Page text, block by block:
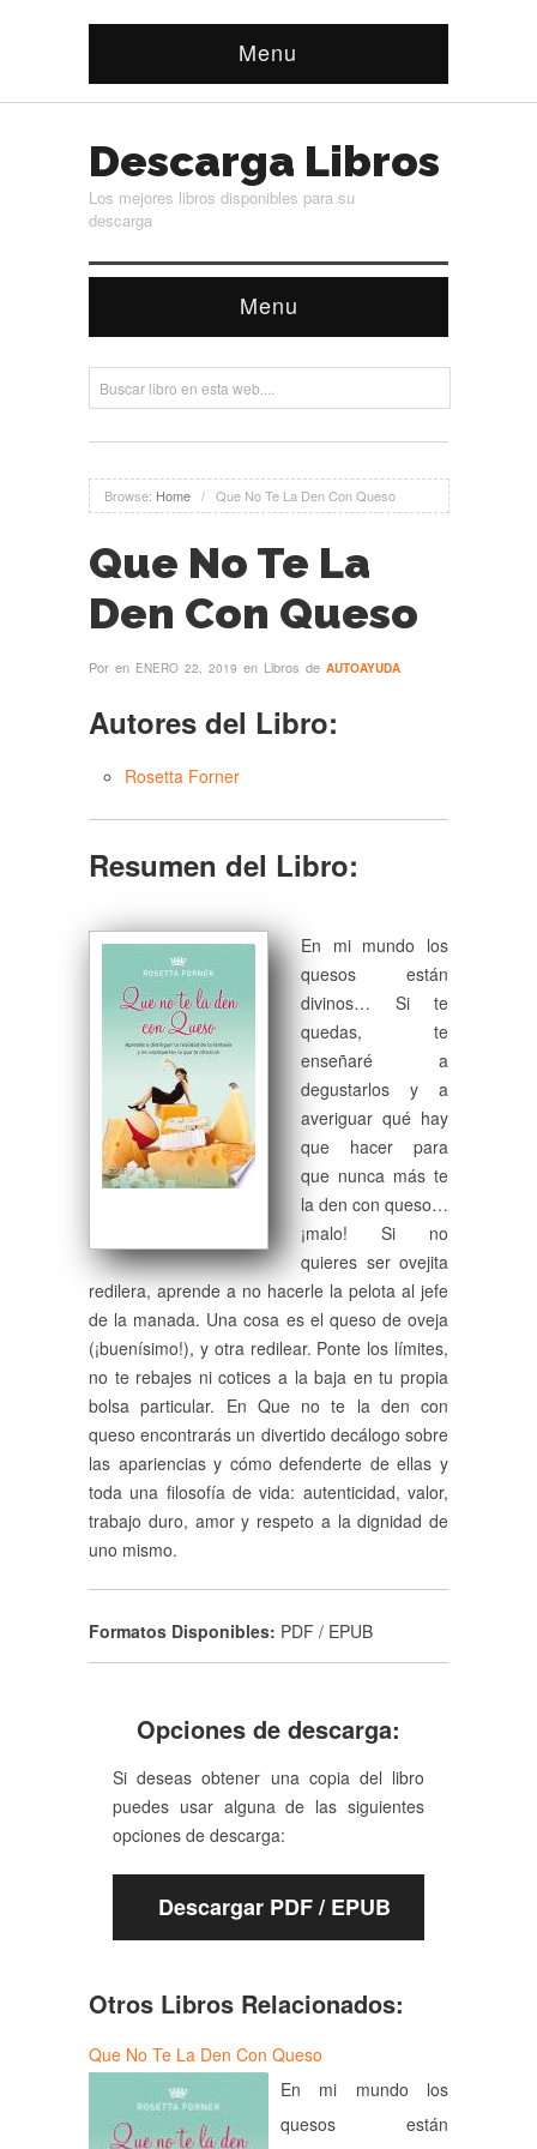
Menu
Descarga Libros
Los mejores libros disponibles para su
descarga
Menu
Browse: Home / Que No Te La Den Con Queso
Que No Te La
Den Con Queso
Por en ENERO 22, 2019 en Libros de AUTOAYUDA
Autores del Libro:
Rosetta Forner
Resumen del Libro:
En mi mundo los
quesos están
divinos… Si te
quedas, te
enseñaré a
degustarlos y a
averiguar qué hay
que hacer para
que nunca más te
la den con queso…
¡malo! Si no
quieres ser ovejita
redilera, aprende a no hacerle la pelota al jefe
de la manada. Una cosa es el queso de oveja
(¡buenísimo!), y otra redilear. Ponte los límites,
no te rebajes ni cotices a la baja en tu propia
bolsa particular. En Que no te la den con
queso encontrarás un divertido decálogo sobre
las apariencias y cómo defenderte de ellas y
toda una filosofía de vida: autenticidad, valor,
trabajo duro, amor y respeto a la dignidad de
uno mismo.
Formatos Disponibles: PDF / EPUB
Opciones de descarga:
Si deseas obtener una copia del libro
puedes usar alguna de las siguientes
opciones de descarga:
Descargar PDF / EPUB
Otros Libros Relacionados:
Que No Te La Den Con Queso
En mi mundo los
quesos están